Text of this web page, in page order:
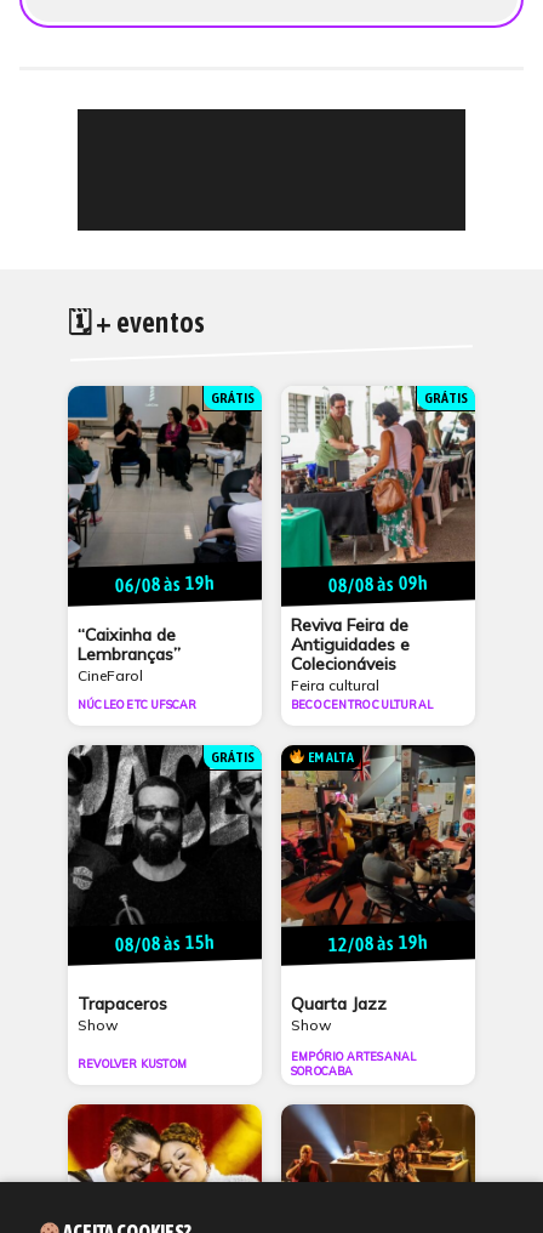
🗓 + eventos
GRÁTIS
06/08 às 19h
“Caixinha de
Lembranças”
CineFarol
NÚCLEO ETC UFSCAR
GRÁTIS
08/08 às 09h
Reviva Feira de
Antiguidades e
Colecionáveis
Feira cultural
BECO CENTRO CULTURAL
GRÁTIS
08/08 às 15h
Trapaceros
Show
REVOLVER KUSTOM
EM ALTA
12/08 às 19h
Quarta Jazz
Show
EMPÓRIO ARTESANAL
SOROCABA